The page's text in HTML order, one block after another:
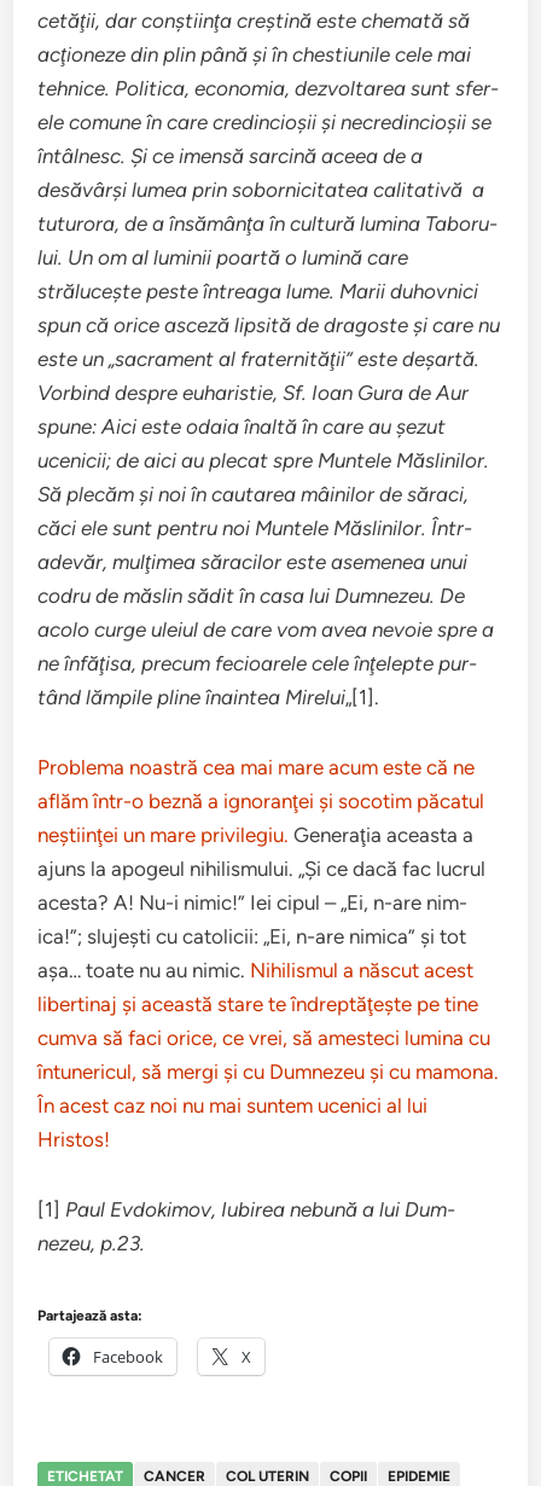
cetăţii, dar con­şti­inţa creştină este chemată să
acţioneze din plin până şi în chestiu­nile cele mai
tehnice. Polit­ica, econo­mia, dez­voltarea sunt sfer­
ele comune în care cred­in­cioşii şi necred­in­cioşii se
întâl­nesc. Şi ce imensă sarcină aceea de a
desăvârşi lumea prin sobor­nic­i­tatea cal­i­ta­tivă a
tutur­ora, de a însămânţa în cul­tură lumina Taboru­
lui. Un om al luminii poartă o lumină care
străluceşte peste întreaga lume. Marii duhovnici
spun că orice asceză lip­sită de dragoste şi care nu
este un „sacra­ment al fra­ter­ni­tăţii” este deşartă.
Vorbind despre euharistie, Sf. Ioan Gura de Aur
spune: Aici este odaia înaltă în care au şezut
ucenicii; de aici au ple­cat spre Muntele Măslin­ilor.
Să ple­căm şi noi în cautarea mâinilor de săraci,
căci ele sunt pen­tru noi Muntele Măslin­ilor. Într-
adevăr, mul­ţi­mea săracilor este aseme­nea unui
codru de măslin sădit în casa lui Dum­nezeu. De
acolo curge uleiul de care vom avea nevoie spre a
ne înfăţisa, pre­cum fecioarele cele înţelepte pur­
tând lămpile pline înain­tea Mire­lui„[1].
Prob­lema noas­tră cea mai mare acum este că ne
aflăm într-o beznă a igno­ran­ţei şi soco­tim păcatul
neşti­in­ţei un mare priv­i­legiu. Gen­er­a­ţia aceasta a
ajuns la apogeul nihilis­mu­lui. „Şi ce dacă fac lucrul
acesta? A! Nu-i nimic!” Iei cipul – „Ei, n-are nim­
ica!”; slu­jeşti cu catolicii: „Ei, n-are nim­ica” şi tot
aşa… toate nu au nimic. Nihilis­mul a născut acest
lib­erti­naj şi această stare te îndrep­tăţ­eşte pe tine
cumva să faci orice, ce vrei, să amesteci lumina cu
întuner­icul, să mergi şi cu Dum­nezeu şi cu mamona.
În acest caz noi nu mai sun­tem ucenici al lui
Hristos!
[1] Paul Evdoki­mov, Iubirea neb­ună a lui Dum­
nezeu, p.23.
Partajează asta:
Facebook X
ETICHETAT CANCER COL UTERIN COPII EPIDEMIE